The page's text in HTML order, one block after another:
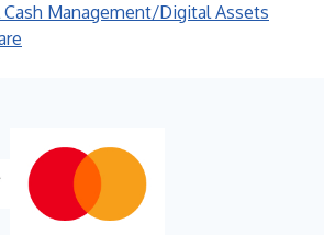
Management/Digital Assets